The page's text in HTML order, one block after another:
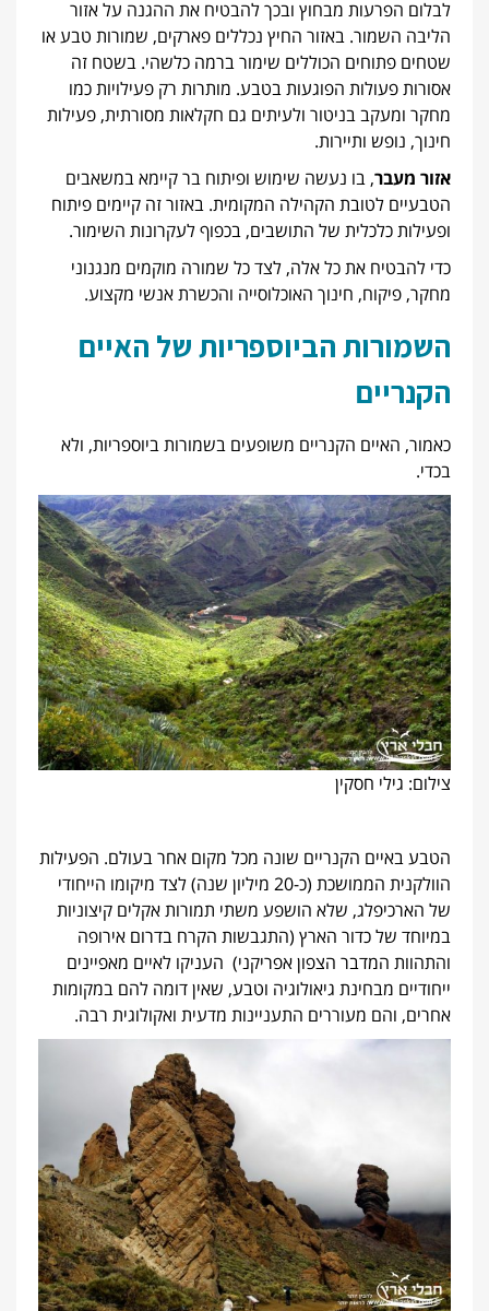
לבלום הפרעות מבחוץ ובכך להבטיח את ההגנה על אזור
הליבה השמור. באזור החיץ נכללים פארקים, שמורות טבע או
שטחים פתוחים הכוללים שימור ברמה כלשהי. בשטח זה
אסורות פעולות הפוגעות בטבע. מותרות רק פעילויות כמו
מחקר ומעקב בניטור ולעיתים גם חקלאות מסורתית, פעילות
חינוך, נופש ותיירות.
אזור מעבר, בו נעשה שימוש ופיתוח בר קיימא במשאבים
הטבעיים לטובת הקהילה המקומית. באזור זה קיימים פיתוח
ופעילות כלכלית של התושבים, בכפוף לעקרונות השימור.
כדי להבטיח את כל אלה, לצד כל שמורה מוקמים מנגנוני
מחקר, פיקוח, חינוך האוכלוסייה והכשרת אנשי מקצוע.
השמורות הביוספריות של האיים
הקנריים
כאמור, האיים הקנריים משופעים בשמורות ביוספריות, ולא
בכדי.
צילום: גילי חסקין
הטבע באיים הקנריים שונה מכל מקום אחר בעולם. הפעילות
הוולקנית הממושכת (כ-20 מיליון שנה) לצד מיקומו הייחודי
של הארכיפלג, שלא הושפע משתי תמורות אקלים קיצוניות
במיוחד של כדור הארץ (התגבשות הקרח בדרום אירופה
והתהוות המדבר הצפון אפריקני) העניקו לאיים מאפיינים
ייחודיים מבחינת גיאולוגיה וטבע, שאין דומה להם במקומות
אחרים, והם מעוררים התעניינות מדעית ואקולוגית רבה.